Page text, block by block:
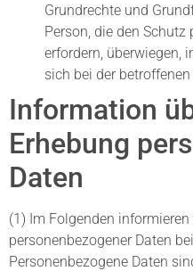
Grundrechte und
Person, die den Schutz
erfordern, überwiegen,
sich bei der
Information
Erhebung
Daten
(1) Im Folgenden
personenbezogener Daten
Personenbezogene Daten